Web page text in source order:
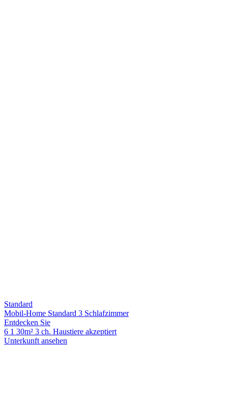
Standard
Mobil-Home Standard 3 Schlafzimmer
Entdecken Sie
6 1 30m² 3 ch. Haustiere akzeptiert
Unterkunft ansehen